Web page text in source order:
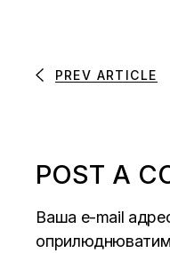
PREV ARTICLE
POST A
Ваша e-mail